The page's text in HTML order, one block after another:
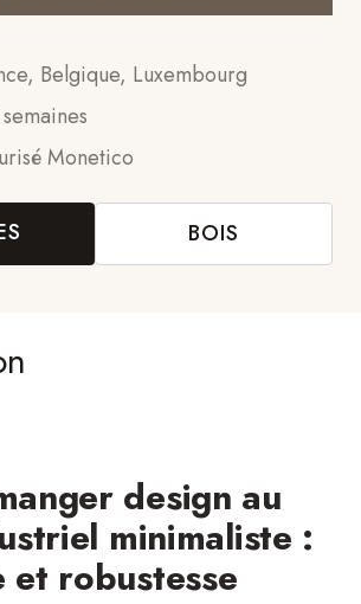
Belgique, Luxembourg
Monetico
BOIS
design au
minimaliste :
et robustesse